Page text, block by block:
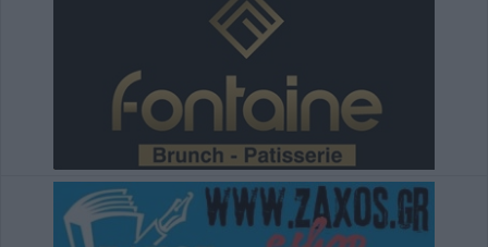
Συλλήψεις σε Λάρισα, Μαγνησία και Τρίκαλα
για διατάραξη κοινής ησυχίας, παραβάσεις
στον αιγιαλό, ναρκωτικά και οδήγηση υπό
9 Αυγούστου 2026, 10:27
Διάθεση 1.800 νεοσσών και 235
γεννητόρων κυνηγετικού φασιανού από το
εκτροφείο Μπαλάνου στο Μουζάκι
9 Αυγούστου 2026, 09:38